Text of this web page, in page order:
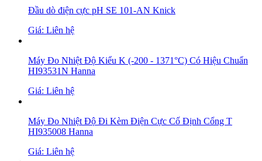
Đầu dò điện cực pH SE 101-AN Knick
Giá: Liên hệ
Máy Đo Nhiệt Độ Kiểu K (-200 - 1371°C) Có Hiệu Chuẩn
HI93531N Hanna
Giá: Liên hệ
Máy Đo Nhiệt Độ Đi Kèm Điện Cực Cố Định Cổng T
HI935008 Hanna
Giá: Liên hệ